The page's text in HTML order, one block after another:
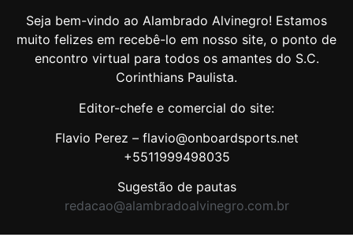
Seja bem-vindo ao Alambrado Alvinegro! Estamos
muito felizes em recebê-lo em nosso site, o ponto de
encontro virtual para todos os amantes do S.C.
Corinthians Paulista.
Editor-chefe e comercial do site:
Flavio Perez – flavio@onboardsports.net
+5511999498035
Sugestão de pautas
redacao@alambradoalvinegro.com.br